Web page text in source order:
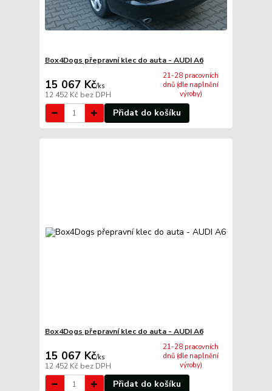
Box4Dogs přepravní klec do auta - AUDI A6
15 067 Kč/ks
12 452 Kč bez DPH
21-28 pracovních
dnů (dle naplnění
výroby)
Přidat do košíku
Box4Dogs přepravní klec do auta - AUDI A6
15 067 Kč/ks
12 452 Kč bez DPH
21-28 pracovních
dnů (dle naplnění
výroby)
Přidat do košíku